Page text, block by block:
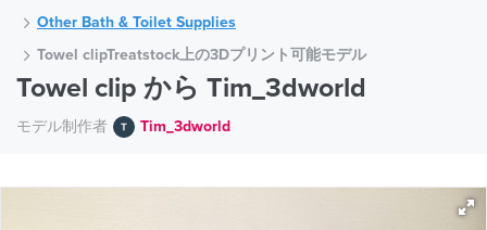
Other Bath & Toilet Supplies
Towel clipTreatstock上の3Dプリント可能モデル
Towel clip から Tim_3dworld
モデル制作者 Tim_3dworld